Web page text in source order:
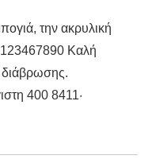
την ακρυλική
Καλή
400 8411·